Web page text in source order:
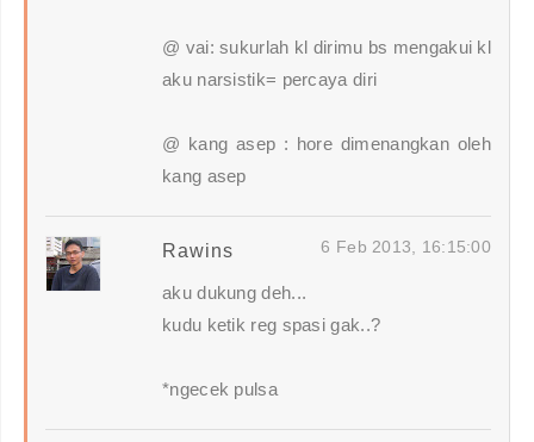
@ vai: sukurlah kl dirimu bs mengakui kl
aku narsistik= percaya diri
@ kang asep : hore dimenangkan oleh
kang asep
Rawins 6 Feb 2013, 16:15:00
aku dukung deh...
kudu ketik reg spasi gak..?
*ngecek pulsa